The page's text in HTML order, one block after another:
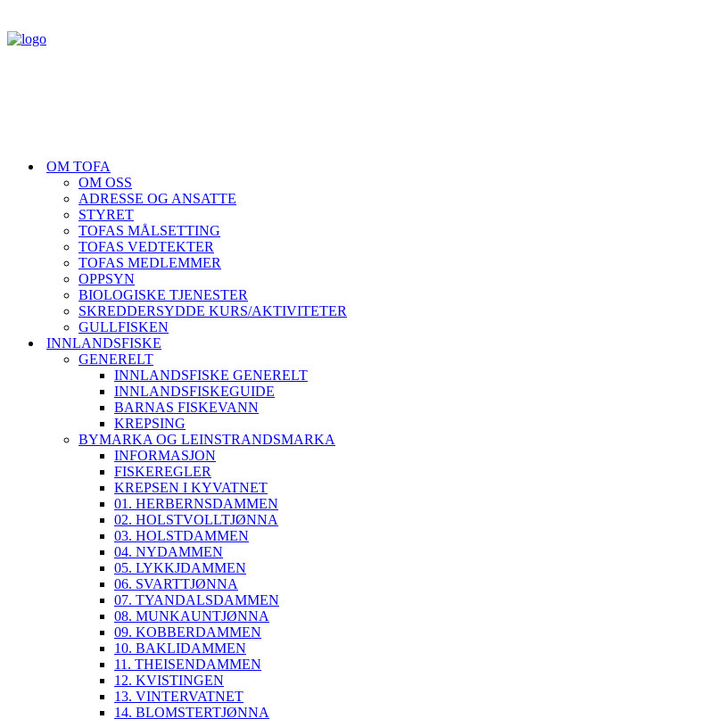
OM TOFA
OM OSS
ADRESSE OG ANSATTE
STYRET
TOFAS MÅLSETTING
TOFAS VEDTEKTER
TOFAS MEDLEMMER
OPPSYN
BIOLOGISKE TJENESTER
SKREDDERSYDDE KURS/AKTIVITETER
GULLFISKEN
INNLANDSFISKE
GENERELT
INNLANDSFISKE GENERELT
INNLANDSFISKEGUIDE
BARNAS FISKEVANN
KREPSING
BYMARKA OG LEINSTRANDSMARKA
INFORMASJON
FISKEREGLER
KREPSEN I KYVATNET
01. HERBERNSDAMMEN
02. HOLSTVOLLTJØNNA
03. HOLSTDAMMEN
04. NYDAMMEN
05. LYKKJDAMMEN
06. SVARTTJØNNA
07. TYANDALSDAMMEN
08. MUNKAUNTJØNNA
09. KOBBERDAMMEN
10. BAKLIDAMMEN
11. THEISENDAMMEN
12. KVISTINGEN
13. VINTERVATNET
14. BLOMSTERTJØNNA